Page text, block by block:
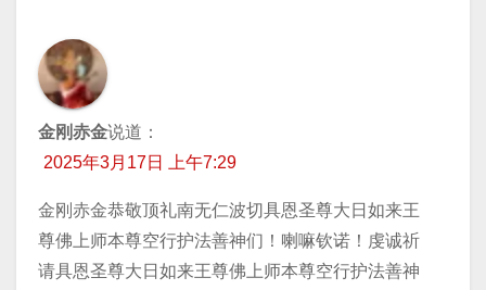
金刚赤金说道：
2025年3月17日 上午7:29
金刚赤金恭敬顶礼南无仁波切具恩圣尊大日如来王
尊佛上师本尊空行护法善神们！喇嘛钦诺！虔诚祈
请具恩圣尊大日如来王尊佛上师本尊空行护法善神